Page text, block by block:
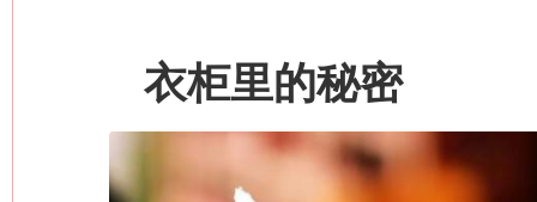
衣柜里的秘密